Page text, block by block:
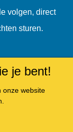
je bent!
onze website
volgen, direct
sturen.